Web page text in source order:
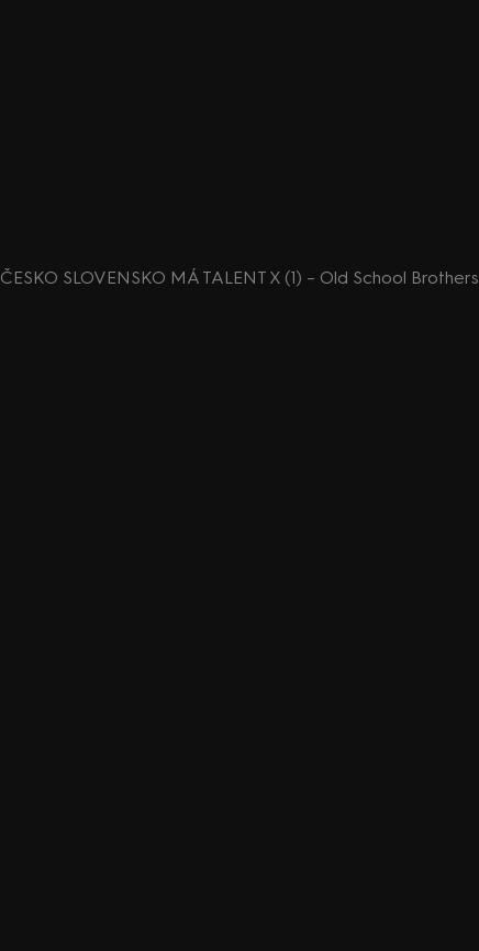
ČESKO SLOVENSKO MÁ TALENT X (1) – Old School Brothers